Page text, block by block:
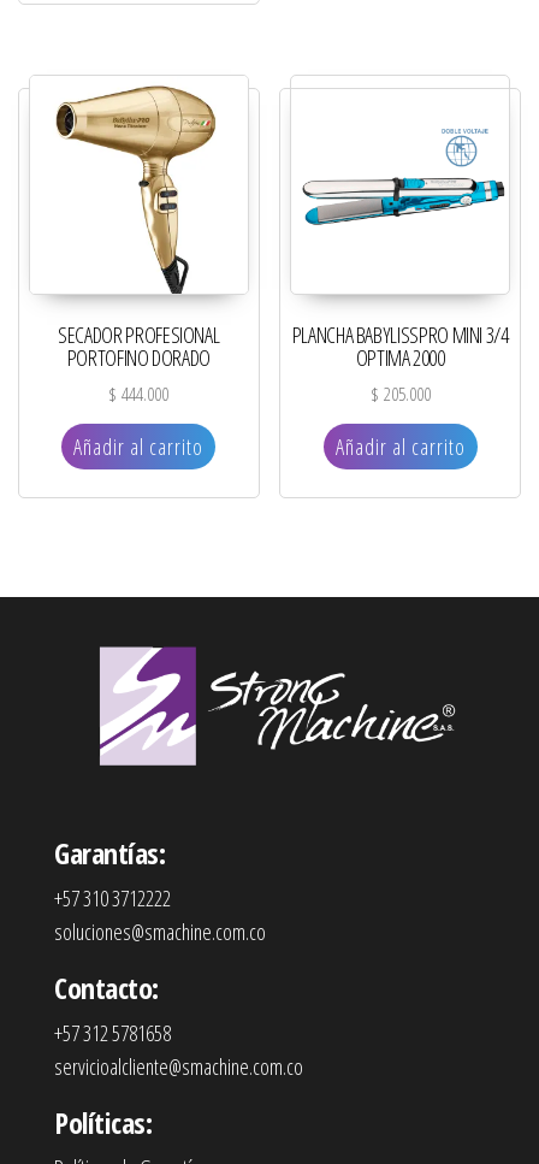
SECADOR PROFESIONAL
PORTOFINO DORADO
$ 444.000
Añadir al carrito
PLANCHA BABYLISSPRO MINI 3/4
OPTIMA 2000
$ 205.000
Añadir al carrito
Garantías:
+57 310 3712222
soluciones@smachine.com.co
Contacto:
+57 312 5781658
servicioalcliente@smachine.com.co
Políticas: